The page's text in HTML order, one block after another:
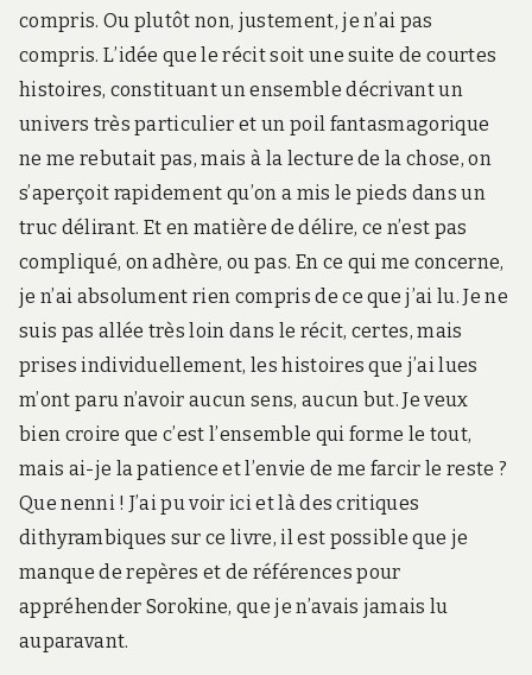
compris. Ou plutôt non, justement, je n’ai pas
compris. L’idée que le récit soit une suite de courtes
histoires, constituant un ensemble décrivant un
univers très particulier et un poil fantasmagorique
ne me rebutait pas, mais à la lecture de la chose, on
s’aperçoit rapidement qu’on a mis le pieds dans un
truc délirant. Et en matière de délire, ce n’est pas
compliqué, on adhère, ou pas. En ce qui me concerne,
je n’ai absolument rien compris de ce que j’ai lu. Je ne
suis pas allée très loin dans le récit, certes, mais
prises individuellement, les histoires que j’ai lues
m’ont paru n’avoir aucun sens, aucun but. Je veux
bien croire que c’est l’ensemble qui forme le tout,
mais ai-je la patience et l’envie de me farcir le reste ?
Que nenni ! J’ai pu voir ici et là des critiques
dithyrambiques sur ce livre, il est possible que je
manque de repères et de références pour
appréhender Sorokine, que je n’avais jamais lu
auparavant.